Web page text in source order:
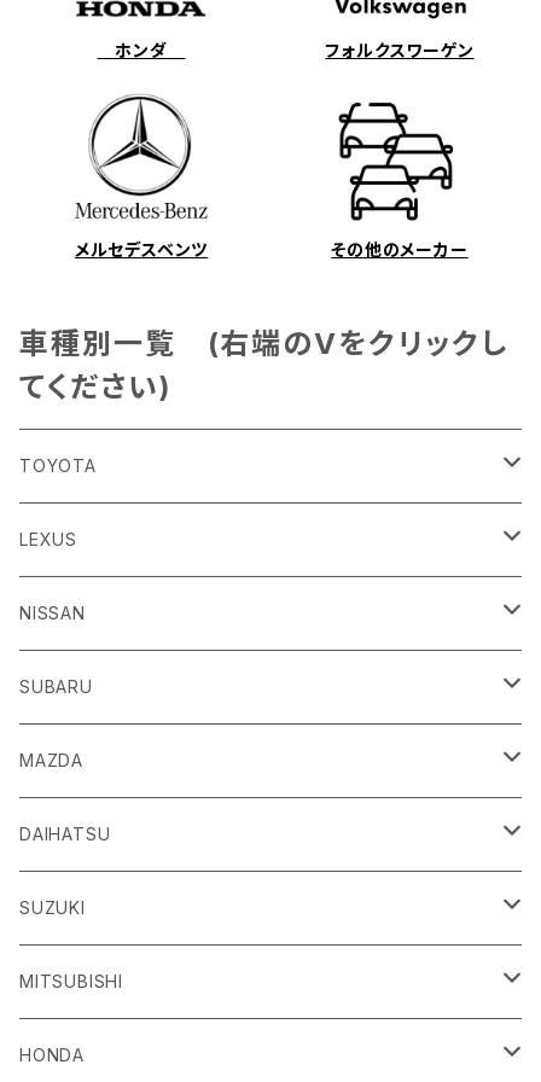
ホンダ フォルクスワーゲン
メルセデスベンツ その他のメーカー
車種別一覧 (右端のVをクリックし
てください)
TOYOTA
86
H24/4～R3/8 ZN6
GR86
R3/10～ ZN8
ｂＢ
H17/12～H28/8 20系
ｂZ４X
R4/5~ XEAM10/11/15・YEAM15
Ｃ-ＨＲ
H28/12~ 10/50系
ＦＪクルーザー
H22/12～H30/1 GSJ15W
ＩＱ（アイキュー）
H20/11～H28/3 J10
JPN TAXI（ジャパンタクシー）
LEXUS
ＣＴ
H23/1～R4/11
ＥＳ
H30/10～
ＧＳ
H24/1～R2/7
ＨＳ
H21/7～H30/3
ＩＳ
H25/5～
ＬＢＸ
R5/11〜 MAYH10/15
ＬＣ
NISSAN
ＡＤ
H18/12～ Y12
ＧＴ－Ｒ
H19/12～ R35
ＮＴ１００クリッパートラック
H25/12～ DR16T
ＮV１００クリッパーバン/リオ
H25/12～H27/3 DR64
H27/3～ DR17
アリア
R4/1～ FEO
ウイングロード
SUBARU
ＢＲＺ
H24/3～R3/8 ZC6
R3/8～ ZD8
ＷＲＸ Ｓ４/ＳＴＩ
H26/8～R3/3 VA系
ＸＶ/ＸＶハイブリット
H25/6～H29/4 GPE
H24/10～R5/4 GP/GT（XV)
インプレッサ /G4/スポーツ
H23/12～R5/4 GP/GT系
エクシーガ
MAZDA
ＣＸ－３
H27/2～ DK系
ＣＸ－５
H24/2～H29/2 KE系
H29/2～R8/5 KF系
ＣＸ－８
H29/12～ KG系
ＣＸ－３０
DAIHATSU
アトレー
H17/5～ S300/S700系
アルティス
H24/5～ 50/70系
ウェイク
SUZUKI
eビターラ
R8/1～ PA2AS/PB3AS
ＳＸ４ Ｓクロス
MITSUBISHI
ＲＶＲ
HONDA